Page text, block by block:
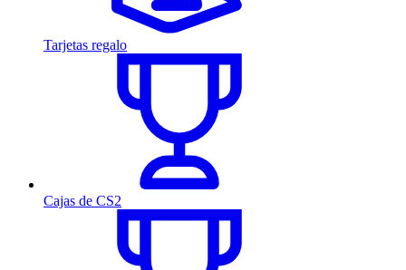
Tarjetas regalo
Cajas de CS2